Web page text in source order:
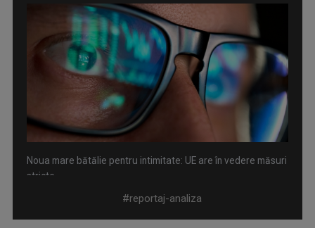
Noua mare bătălie pentru intimitate: UE are în vedere măsuri
stricte ...